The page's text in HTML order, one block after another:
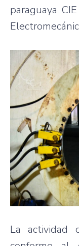
paraguaya
La actividad